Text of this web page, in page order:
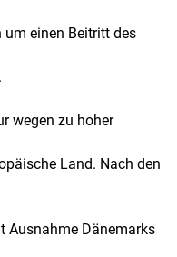
einen Beitritt des
wegen zu hoher
Land. Nach den
Ausnahme Dänemarks